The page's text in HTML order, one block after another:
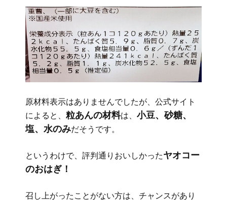
原材料表示はありませんでしたが、公式サイト
によると、 粒あんの材料は、 小豆、砂糖、
塩、水のみだそうです。
というわけで、評判通りおいしかったヤオコー
のおはぎ！
召し上がったことがない方は、チャンスがあり